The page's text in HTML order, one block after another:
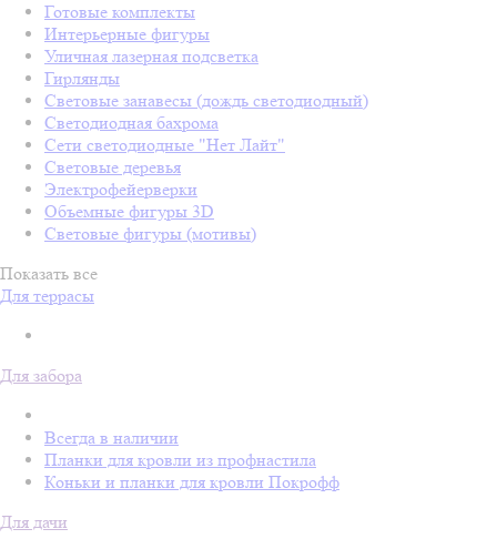
Готовые комплекты
Интерьерные фигуры
Уличная лазерная подсветка
Гирлянды
Световые занавесы (дождь светодиодный)
Светодиодная бахрома
Сети светодиодные "Нет Лайт"
Световые деревья
Электрофейерверки
Объемные фигуры 3D
Световые фигуры (мотивы)
Показать все
Для террасы
Для забора
Всегда в наличии
Планки для кровли из профнастила
Коньки и планки для кровли Покрофф
Для дачи